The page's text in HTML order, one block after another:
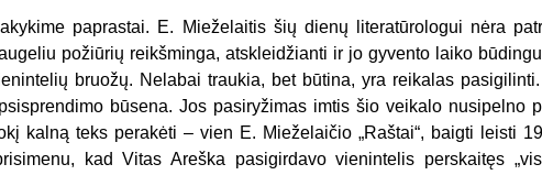
paprastai. E. Mieželaitis šių dienų literatūrologui nėra
požiūrių reikšminga, atskleidžianti ir jo gyvento laiko
bruožų. Nelabai traukia, bet būtina, yra reikalas
būsena. Jos pasiryžimas imtis šio veikalo nusipelno
kalną teks perakėti – vien E. Mieželaičio „Raštai“, baigti leisti
kad Vitas Areška pasigirdavo vienintelis perskaitęs